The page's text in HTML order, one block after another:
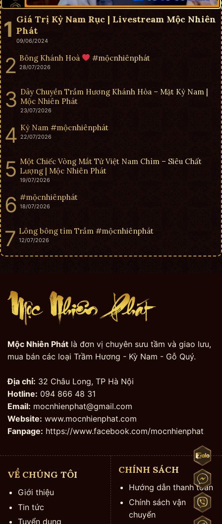
Giá Trị Kỳ Nam Rục | Livestream Mộc Nhiên
Phát
09/06/2024
Bông Khánh Hoà #mộcnhiênphát
28/07/2026
Dây Chuyền Trầm Hương Khánh Hòa – Mặt Kỳ Nam |
Mộc Nhiên Phát
23/07/2026
Kỳ Nam #mộcnhiênphát
22/07/2026
Một Chiếc Vòng Mắt Tử Việt Nam Chìm – Siêu Chất
Lượng | Mộc Nhiên Phát
19/07/2026
#mộcnhiênphát
18/07/2026
Lông bông tìm Trầm #mộcnhiênphát
12/07/2026
Mộc Nhiên Phát là đơn vị chuyên sưu tầm và giao lưu,
mua bán các loại Trầm Hương - Kỳ Nam - Gỗ Quý.
Địa chỉ: 32 Châu Long, TP Hà Nội
Hotline: 094 866 48 31
Email: mocnhienphat@gmail.com
Website: www.mocnhienphat.com
Fanpage: https://www.facebook.com/mocnhienphat
VỀ CHÚNG TÔI
Giới thiệu
Tin tức
Tuyển dụng
CHÍNH SÁCH
Hướng dẫn thanh toán
Chính sách vận
chuyển